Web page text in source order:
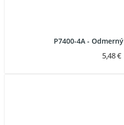
P7400-4A -
5,48 €